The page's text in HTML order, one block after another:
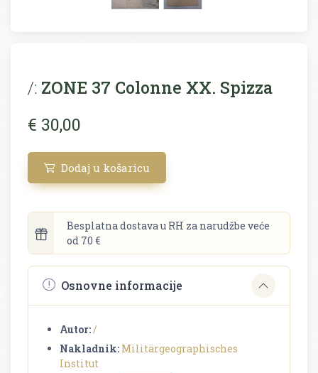
/: ZONE 37 Colonne XX. Spizza
€ 30,00
Dodaj u košaricu
Besplatna dostava u RH za narudžbe veće
od 70 €
Osnovne informacije
Autor:/
Nakladnik: Militärgeographisches
Institut